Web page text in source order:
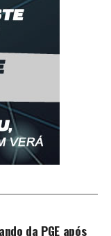
da PGE após